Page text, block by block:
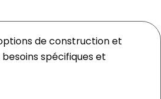
de construction et
spécifiques et